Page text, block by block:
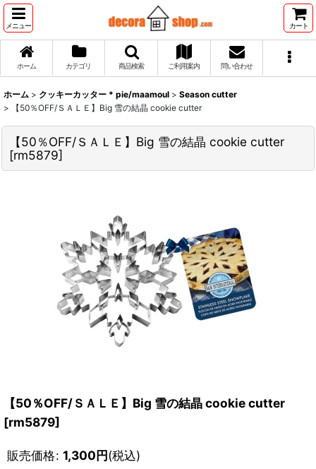
メニュー カート
ホーム カテゴリ 商品検索 ご利用案内 問い合わせ
ホーム > クッキーカッター * pie/maamoul > Season cutter
>
【50％OFF/ＳＡＬＥ】Big 雪の結晶 cookie cutter
【50％OFF/ＳＡＬＥ】Big 雪の結晶 cookie cutter
[rm5879]
【50％OFF/ＳＡＬＥ】Big 雪の結晶 cookie cutter
[rm5879]
販売価格: 1,300円(税込)